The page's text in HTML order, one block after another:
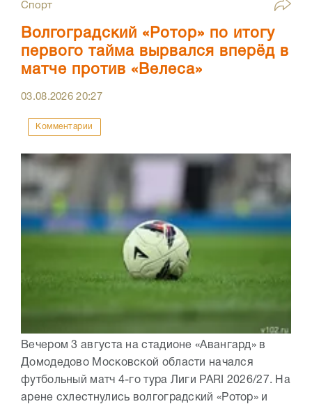
Спорт
Волгоградский «Ротор» по итогу
первого тайма вырвался вперёд в
матче против «Велеса»
03.08.202620:27
Комментарии
Вечером 3 августа на стадионе «Авангард» в
Домодедово Московской области начался
футбольный матч 4-го тура Лиги PARI 2026/27. На
арене схлестнулись волгоградский «Ротор» и